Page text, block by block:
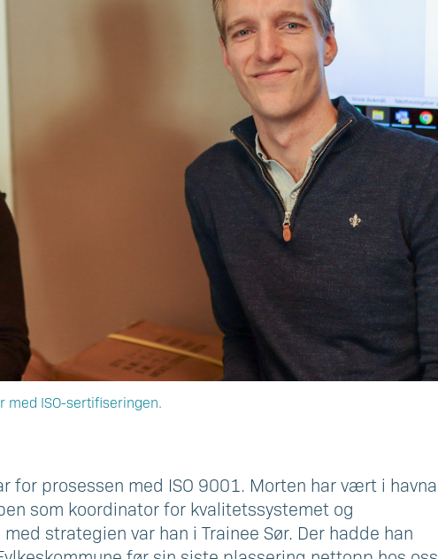
med ISO-sertifiseringen.
for prosessen med ISO 9001. Morten har vært i havna
som koordinator for kvalitetssystemet og
strategien var han i Trainee Sør. Der hadde han